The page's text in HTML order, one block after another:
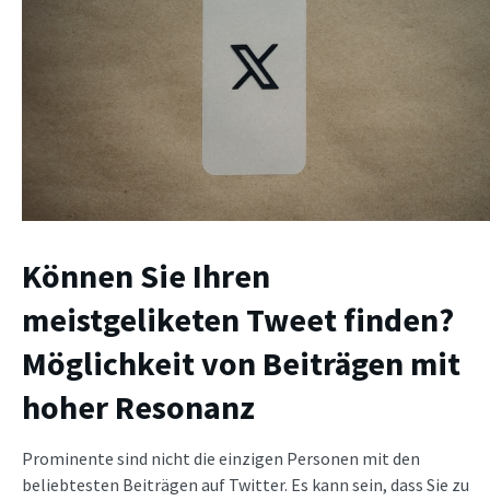
Können Sie Ihren
meistgeliketen Tweet finden?
Möglichkeit von Beiträgen mit
hoher Resonanz
Prominente sind nicht die einzigen Personen mit den
beliebtesten Beiträgen auf Twitter. Es kann sein, dass Sie zu